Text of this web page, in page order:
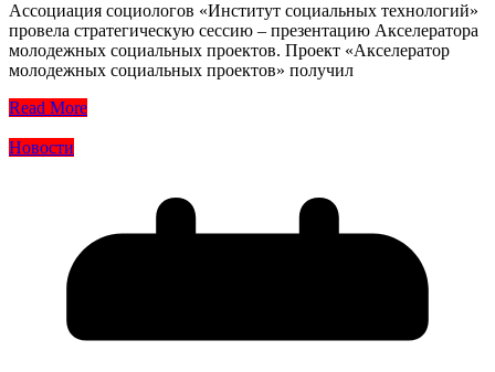
Ассоциация социологов «Институт социальных технологий»
провела стратегическую сессию – презентацию Акселератора
молодежных социальных проектов. Проект «Акселератор
молодежных социальных проектов» получил
Read More
Новости